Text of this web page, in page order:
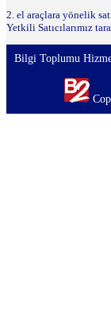
2. el araçlara yönelik
Yetkili Satıcılarımız
Bilgi Toplumu